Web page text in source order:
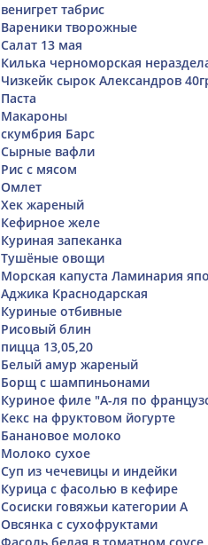
венигрет табрис
Вареники творожные
Салат 13 мая
Килька черноморская
Чизкейк сырок Александров
Паста
Макароны
скумбрия Барс
Сырные вафли
Рис с мясом
Омлет
Хек жареный
Кефирное желе
Куриная запеканка
Тушёные овощи
Морская капуста Ламинария
Аджика Краснодарская
Куриные отбивные
Рисовый блин
пицца 13,05,20
Белый амур жареный
Борщ с шампиньонами
Куриное филе "А-ля по
Кекс на фруктовом йогурте
Банановое молоко
Молоко сухое
Суп из чечевицы и индейки
Курица с фасолью в кефире
Сосиски говяжьи категории А
Овсянка с сухофруктами